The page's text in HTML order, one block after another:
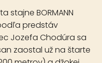
stajne BORMANN
predstáv
Jozefa Chodúra sa
zaostal už na štarte